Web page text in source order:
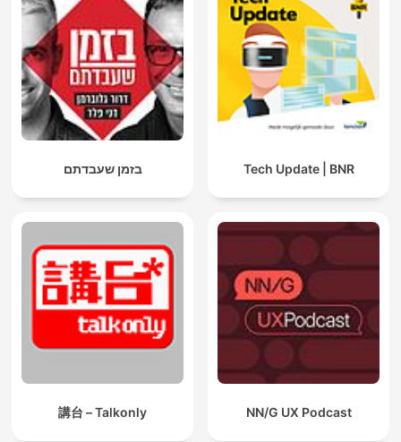
בזמן שעבדתם Tech Update | BNR
講台 – Talkonly NN/G UX Podcast